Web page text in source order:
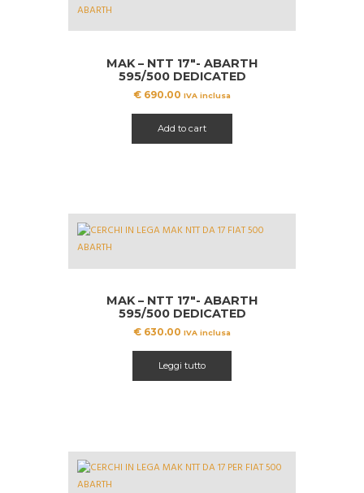
pagina
del
prodotto
MAK – NTT 17″- ABARTH
595/500 DEDICATED
€ 690.00 IVA inclusa
Add to cart
MAK – NTT 17″- ABARTH
595/500 DEDICATED
€ 630.00 IVA inclusa
Leggi tutto